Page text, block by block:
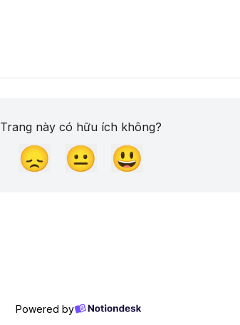
Trang này có hữu ích không?
😞 😐 😃
Powered by